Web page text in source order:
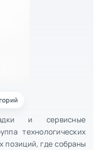
и сервисные
технологических
позиций, где собраны